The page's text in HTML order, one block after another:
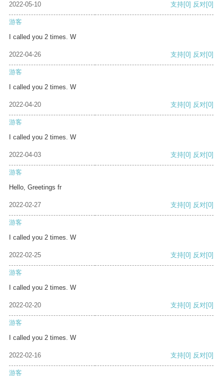
2022-05-10 支持[0] 反对[0]
游客
I called you 2 times. W
2022-04-26 支持[0] 反对[0]
游客
I called you 2 times. W
2022-04-20 支持[0] 反对[0]
游客
I called you 2 times. W
2022-04-03 支持[0] 反对[0]
游客
Hello, Greetings fr
2022-02-27 支持[0] 反对[0]
游客
I called you 2 times. W
2022-02-25 支持[0] 反对[0]
游客
I called you 2 times. W
2022-02-20 支持[0] 反对[0]
游客
I called you 2 times. W
2022-02-16 支持[0] 反对[0]
游客